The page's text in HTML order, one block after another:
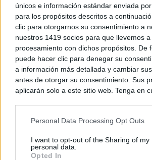
únicos e información estándar enviada
para los propósitos descritos a
clic para otorgarnos su consentimiento a
nuestros 1419 socios para que llevemos
procesamiento con dichos propósitos. De
puede hacer clic para denegar su
a información más detallada y cambiar
antes de otorgar su consentimiento. Sus
aplicarán solo a este sitio web. Tenga en
rechazar tal procesamiento. Puede
a este sitio y haciendo clic en el botón
parte inferior de la página web.
Personal Data Processing Opt Outs
I want to opt-out of the Sharing of my
personal data.
Opted In
El truco contra la cal
Di adiós a la cal del baño con estos